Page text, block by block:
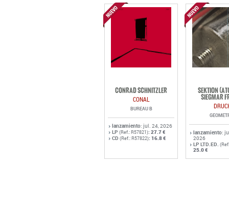
CONRAD SCHNITZLER
CONAL
BUREAU B
lanzamiento: jul. 24, 2026
LP (Ref.: R57821): 27.7 €
CD (Ref.: R57822): 16.8 €
SEKTION
SIEGMAR
lanzamiento:
2026
LP LTD.ED.
25.0 €